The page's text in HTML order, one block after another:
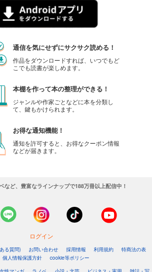
通信を気にせずにサクサク読める！
作品をダウンロードすれば、いつでもど
こでも読書が楽しめます。
本棚を作って本の整理ができる！
ジャンルや作家ごとなどに本を分類し
て、鍵もかけられます。
お得な通知機能！
通知を許可すると、お得なクーポン情報
などが届きます。
など、豊富なラインナップで188万冊以上配信中！
ログイン
る質問) お問い合わせ 採用情報 利用規約
特商法の表
個人情報保護方針
cookie等ポリシー